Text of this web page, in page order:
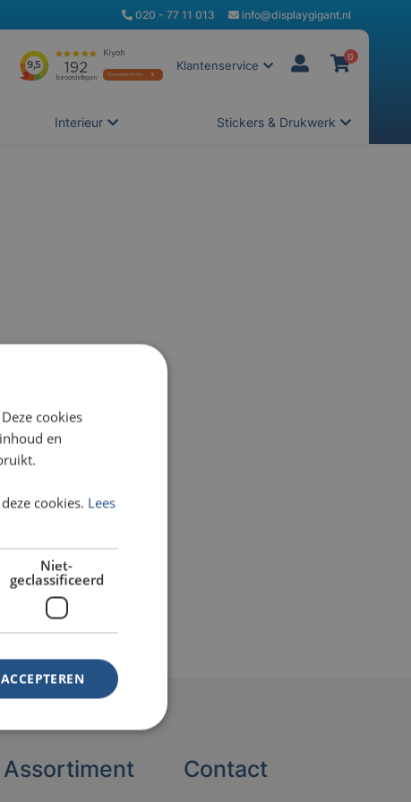
020 - 77 11 013 info@displaygigant.nl
Klantenservice
0
Interieur Stickers & Drukwerk
Assortiment Contact
cookies
en
cookies. Lees
Niet-
geclassificeerd